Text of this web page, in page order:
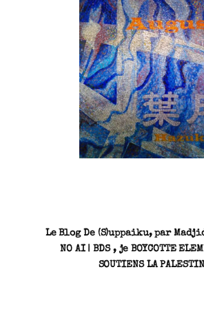
Le Blog De (S)uppaiku, par
NO AI | BDS , je BOYCOTTE
SOUTIENS LA